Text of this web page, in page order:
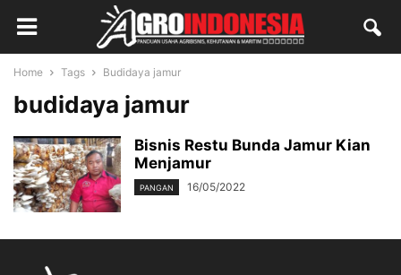
Home Tags Budidaya jamur
budidaya jamur
Bisnis Restu Bunda Jamur Kian
Menjamur
PANGAN 16/05/2022